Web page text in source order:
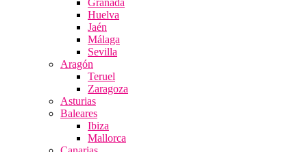
Granada
Huelva
Jaén
Málaga
Sevilla
Aragón
Teruel
Zaragoza
Asturias
Baleares
Ibiza
Mallorca